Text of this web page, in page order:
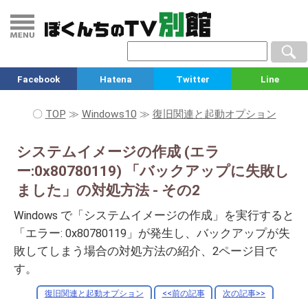
Facebook Hatena Twitter Line
〇 TOP ≫ Windows10 ≫ 復旧関連と起動オプション
システムイメージの作成 (エラ
ー:0x80780119) 「バックアップに失敗し
ました」の対処方法 - その2
Windows で「システムイメージの作成」を実行すると
「エラー: 0x80780119」が発生し、バックアップが失
敗してしまう場合の対処方法の紹介、2ページ目で
す。
復旧関連と起動オプション <<前の記事 次の記事>>